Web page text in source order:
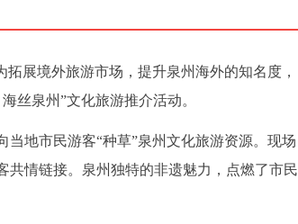
展境外旅游市场，提升泉州海外的知名度，
丝泉州”文化旅游推介活动。
地市民游客“种草”泉州文化旅游资源。现场
共情链接。泉州独特的非遗魅力，点燃了市民